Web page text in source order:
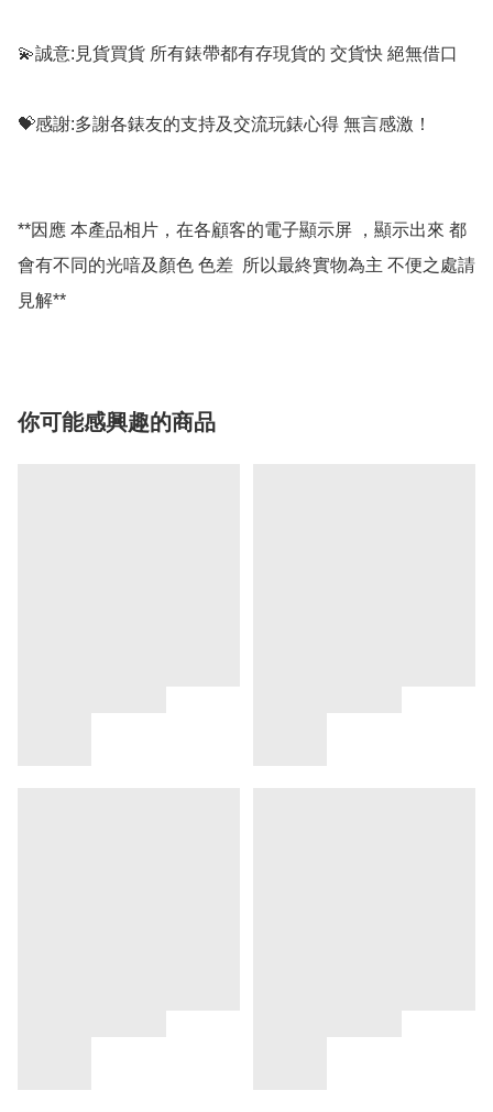
💫誠意:見貨買貨 所有錶帶都有存現貨的 交貨快 絕無借口
💝感謝:多謝各錶友的支持及交流玩錶心得 無言感激！
**因應 本產品相片，在各顧客的電子顯示屏 ，顯示出來 都
會有不同的光喑及顏色 色差  所以最終實物為主 不便之處請
你可能感興趣的商品